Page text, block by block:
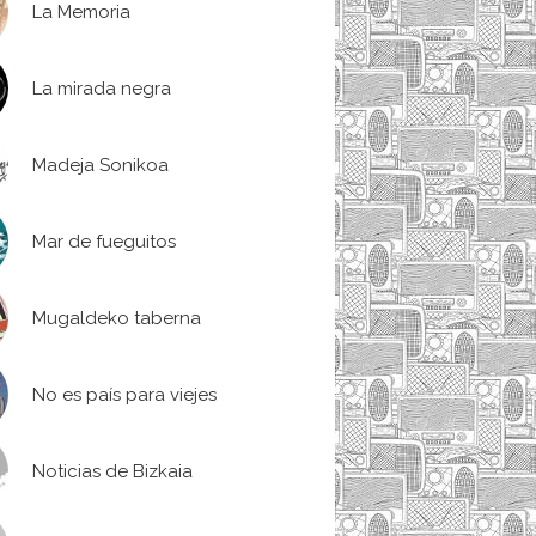
La Memoria
La mirada negra
Madeja Sonikoa
Mar de fueguitos
Mugaldeko taberna
No es país para viejes
Noticias de Bizkaia